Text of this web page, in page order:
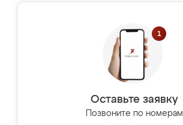
Оставьте заявку
Позвоните по номерам